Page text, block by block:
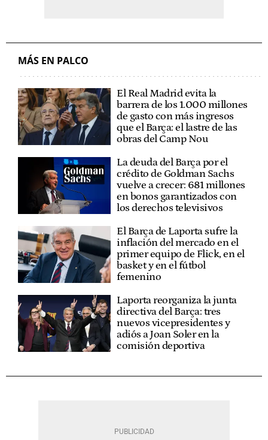
MÁS EN PALCO
El Real Madrid evita la
barrera de los 1.000 millones
de gasto con más ingresos
que el Barça: el lastre de las
obras del Camp Nou
La deuda del Barça por el
crédito de Goldman Sachs
vuelve a crecer: 681 millones
en bonos garantizados con
los derechos televisivos
El Barça de Laporta sufre la
inflación del mercado en el
primer equipo de Flick, en el
basket y en el fútbol
femenino
Laporta reorganiza la junta
directiva del Barça: tres
nuevos vicepresidentes y
adiós a Joan Soler en la
comisión deportiva